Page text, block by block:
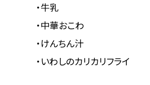
・牛乳
・中華おこわ
・けんちん汁
・いわしのカリカリフライ